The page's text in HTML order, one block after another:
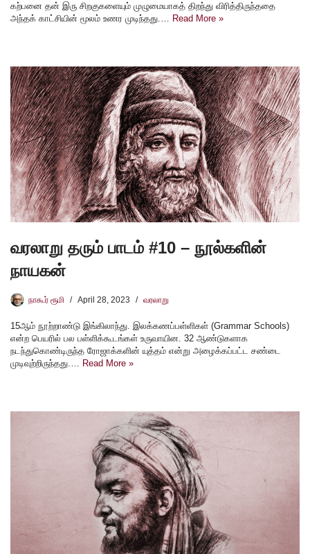
கற்பனை தன் இரு சிறகுகளையும் முழுமையாகத் திறந்து விரித்திருந்ததை
அந்தக் காட்சியின் மூலம் உணர முடிந்தது.… Read More »
வரலாறு தரும் பாடம் #10 – நூல்களின்
நாயகன்
நாகூர் ரூமி April 28, 2023 வரலாறு
15ஆம் நூற்றாண்டு இங்கிலாந்து. இலக்கணப்பள்ளிகள் (Grammar Schools)
என்ற பெயரில் பல பள்ளிக்கூடங்கள் உருவாயின. 32 ஆண்டுகளாக
நடந்துகொண்டிருந்த ரோஜாக்களின் யுத்தம் என்று அழைக்கப்பட்ட சண்டை
முடிவுற்றிருந்தது.…
Read More »